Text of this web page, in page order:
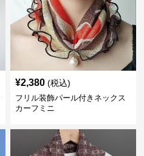
¥2,380 (税込)
フリル装飾パール付きネックス
カーフミニ